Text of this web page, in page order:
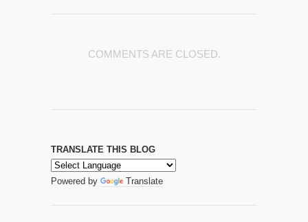
COMMENTS ARE CLOSED.
TRANSLATE THIS BLOG
Powered by Translate